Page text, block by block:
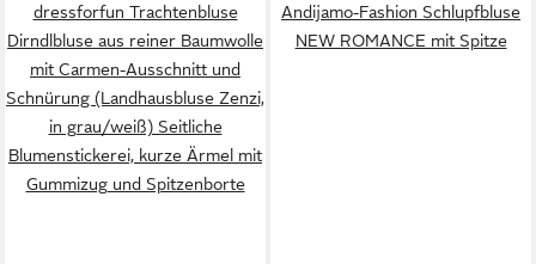
dressforfun Trachtenbluse
Dirndlbluse aus reiner Baumwolle
mit Carmen-Ausschnitt und
Schnürung (Landhausbluse Zenzi,
in grau/weiß) Seitliche
Blumenstickerei, kurze Ärmel mit
Gummizug und Spitzenborte
Andijamo-Fashion Schlupfbluse
NEW ROMANCE mit Spitze